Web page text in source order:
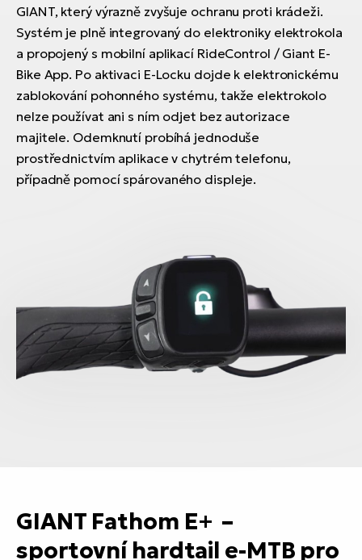
GIANT, který výrazně zvyšuje ochranu proti krádeži.
Systém je plně integrovaný do elektroniky elektrokola
a propojený s mobilní aplikací RideControl / Giant E-
Bike App. Po aktivaci E-Locku dojde k elektronickému
zablokování pohonného systému, takže elektrokolo
nelze používat ani s ním odjet bez autorizace
majitele. Odemknutí probíhá jednoduše
prostřednictvím aplikace v chytrém telefonu,
případně pomocí spárovaného displeje.
GIANT Fathom E+ –
sportovní hardtail e-MTB pro